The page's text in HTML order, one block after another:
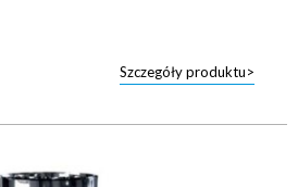
Szczegóły produktu>